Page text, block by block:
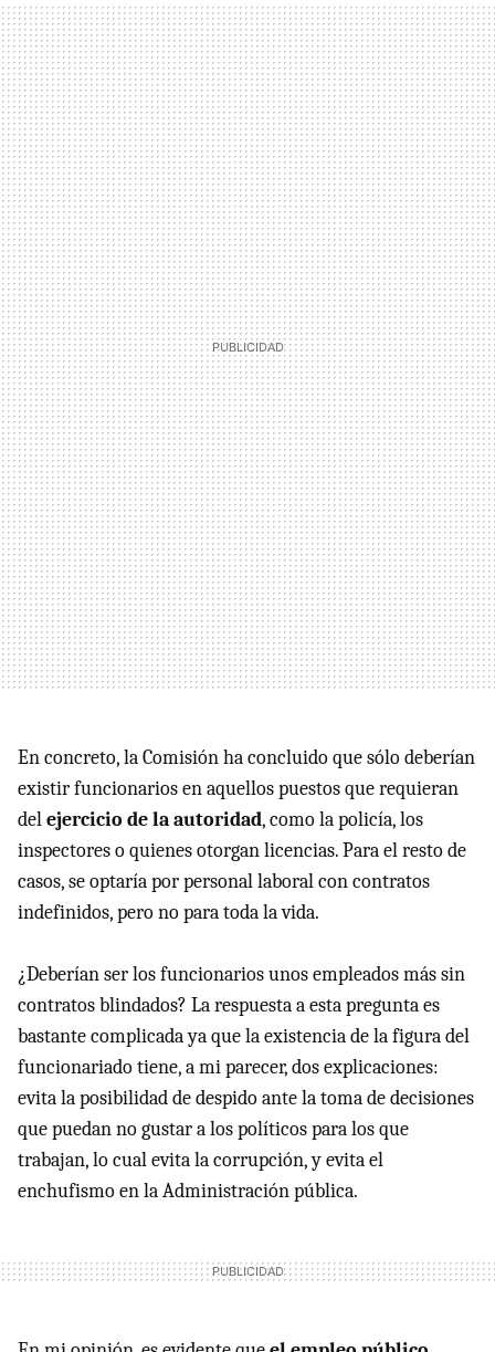
En concreto, la Comisión ha concluido que sólo deberían
existir funcionarios en aquellos puestos que requieran
delejercicio de la autoridad, como la policía, los
inspectores o quienes otorgan licencias. Para el resto de
casos, se optaría por personal laboral con contratos
indefinidos, pero no para toda la vida.
¿Deberían ser los funcionarios unos empleados más sin
contratos blindados? La respuesta a esta pregunta es
bastante complicada ya que la existencia de la figura del
funcionariado tiene, a mi parecer, dos explicaciones:
evita la posibilidad de despido ante la toma de decisiones
que puedan no gustar a los políticos para los que
trabajan, lo cual evita la corrupción, y evita el
enchufismo en la Administración pública.